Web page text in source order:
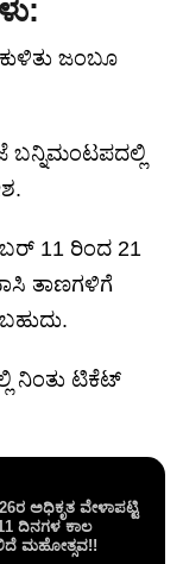
ಜಂಬೂ
ಬನ್ನಿಮಂಟಪದಲ್ಲಿ
11 ರಿಂದ 21
ತಾಣಗಳಿಗೆ
ನಿಂತು ಟಿಕೆಟ್
ಅಧಿಕೃತ ವೇಳಾಪಟ್ಟಿ
ದಿನಗಳ ಕಾಲ
ಮಹೋತ್ಸವ!!